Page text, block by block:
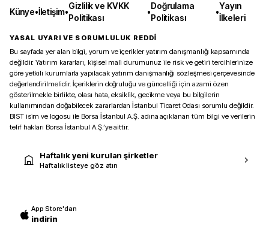
Künye•İletişim•
Gizlilik ve KVKK
Politikası
•
Doğrulama
Politikası
•
Yayın
İlkeleri
YASAL UYARI VE SORUMLULUK REDDİ
Bu sayfada yer alan bilgi, yorum ve içerikler yatırım danışmanlığı kapsamında
değildir. Yatırım kararları, kişisel mali durumunuz ile risk ve getiri tercihlerinize
göre yetkili kurumlarla yapılacak yatırım danışmanlığı sözleşmesi çerçevesinde
değerlendirilmelidir. İçeriklerin doğruluğu ve güncelliği için azami özen
gösterilmekle birlikte, olası hata, eksiklik, gecikme veya bu bilgilerin
kullanımından doğabilecek zararlardan İstanbul Ticaret Odası sorumlu değildir.
BIST isim ve logosu ile Borsa İstanbul A.Ş. adına açıklanan tüm bilgi ve verilerin
telif hakları Borsa İstanbul A.Ş.’ye aittir.
Haftalık yeni kurulan şirketler
Haftalık listeye göz atın
App Store'dan
indirin